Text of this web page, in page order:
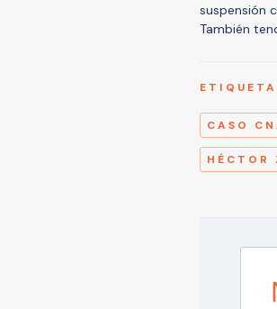
suspensión
También
CASO
HÉCTOR